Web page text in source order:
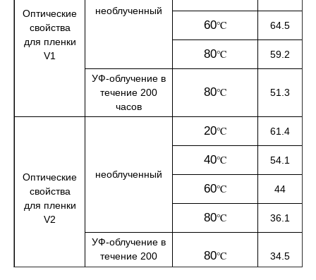
Оптические
свойства
для пленки
V1
необлученный
60℃ 64.5
80℃ 59.2
УФ-облучение в
течение 200
часов
80℃ 51.3
Оптические
свойства
для пленки
V2
необлученный
20℃ 61.4
40℃ 54.1
60℃ 44
80℃ 36.1
УФ-облучение в
течение 200
часов
80℃ 34.5